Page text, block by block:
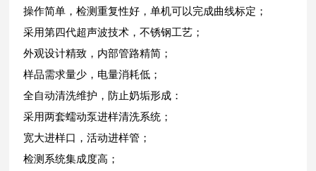
操作简单，检测重复性好，单机可以完成曲线标定；
采用第四代超声波技术，不锈钢工艺；
外观设计精致，内部管路精简；
样品需求量少，电量消耗低；
全自动清洗维护，防止奶垢形成：
采用两套蠕动泵进样清洗系统；
宽大进样口，活动进样管；
检测系统集成度高；